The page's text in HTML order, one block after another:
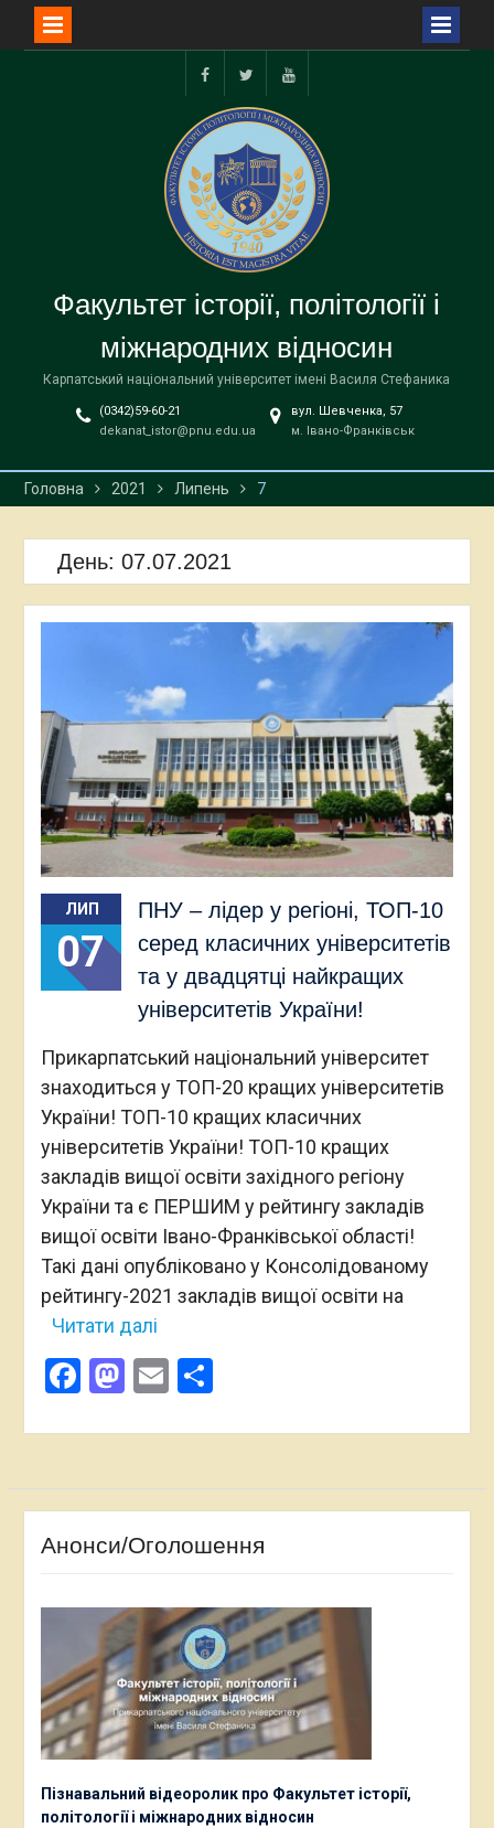
facebooktwitter youtube
Факультет історії, політології і
міжнародних відносин
Карпатський національний університет імені Василя Стефаника
(0342)59-60-21
dekanat_istor@pnu.edu.ua
вул. Шевченка, 57
м. Івано-Франківськ
Головна 2021 Липень 7
День: 07.07.2021
ЛИП
07
ПНУ – лідер у регіоні, ТОП-10
серед класичних університетів
та у двадцятці найкращих
університетів України!
Прикарпатський національний університет
знаходиться у ТОП-20 кращих університетів
України! ТОП-10 кращих класичних
університетів України! ТОП-10 кращих
закладів вищої освіти західного регіону
України та є ПЕРШИМ у рейтингу закладів
вищої освіти Івано-Франківської області!
Такі дані опубліковано у Консолідованому
рейтингу-2021 закладів вищої освіти на
Читати далі
Facebook
Mastodon
EmailПоділитися
Анонси/Оголошення
Пізнавальний відеоролик про Факультет історії,
політології і міжнародних відносин